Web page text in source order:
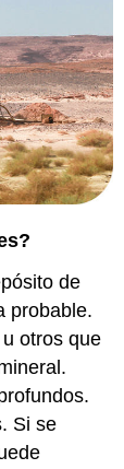
de
probable.
otros que
Si se